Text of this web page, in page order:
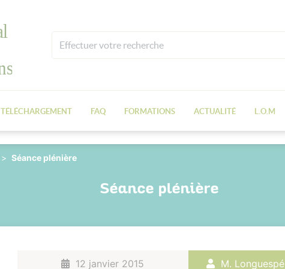
TÉLÉCHARGEMENT FAQ FORMATIONS ACTUALITÉ L.O.M
> Séance plénière
Séance plénière
12 janvier 2015 M. Longuespé